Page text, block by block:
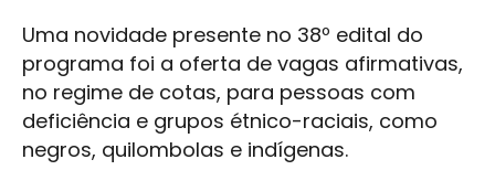
Uma novidade presente no 38º edital do
programa foi a oferta de vagas afirmativas,
no regime de cotas, para pessoas com
deficiência e grupos étnico-raciais, como
negros, quilombolas e indígenas.